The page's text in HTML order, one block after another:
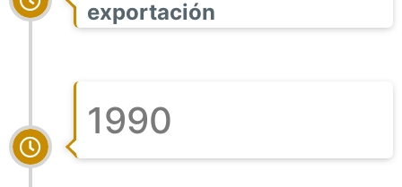
exportación
1990